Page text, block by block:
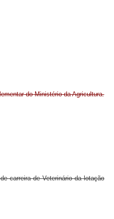
do Ministério daAgricultura.
carreira de Veterinário da lotação